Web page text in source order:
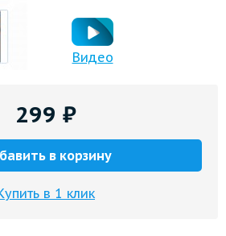
Видео
299 ₽
в корзину
в 1 клик